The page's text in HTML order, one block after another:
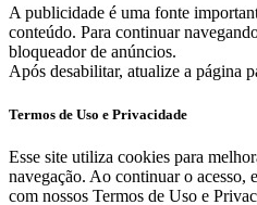
A publicidade é uma fonte
conteúdo. Para continuar
bloqueador de anúncios.
Após desabilitar, atualize a página
Termos de Uso e Privacidade
Esse site utiliza cookies para
navegação. Ao continuar o acesso,
com nossos Termos de Uso e